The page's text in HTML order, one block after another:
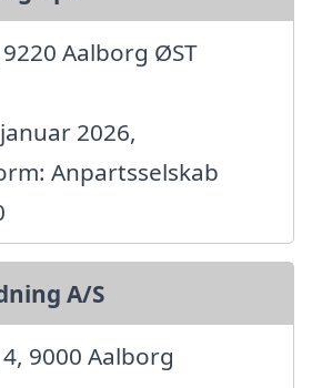
Aalborg ØST
2026,
Anpartsselskab
A/S
9000 Aalborg